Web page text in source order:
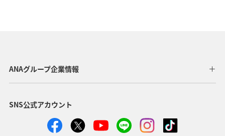
ANAグループ企業情報
SNS公式アカウント